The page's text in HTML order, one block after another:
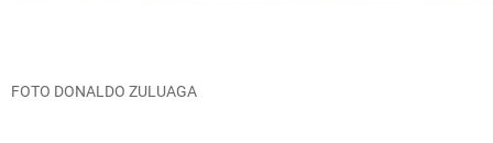
FOTO DONALDO ZULUAGA